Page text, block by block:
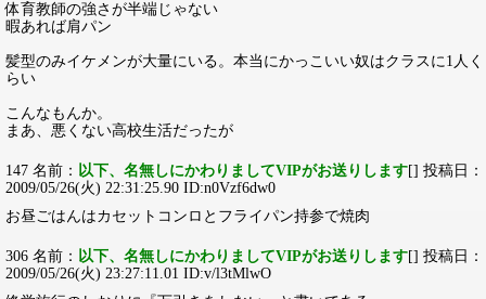
体育教師の強さが半端じゃない
暇あれば肩パン
髪型のみイケメンが大量にいる。本当にかっこいい奴はクラスに1人く
らい
こんなもんか。
まあ、悪くない高校生活だったが
147 名前： 以下、名無しにかわりましてVIPがお送りします[] 投稿日：
2009/05/26(火) 22:31:25.90 ID:n0Vzf6dw0
お昼ごはんはカセットコンロとフライパン持参で焼肉
306 名前： 以下、名無しにかわりましてVIPがお送りします[] 投稿日：
2009/05/26(火) 23:27:11.01 ID:v/l3tMlwO